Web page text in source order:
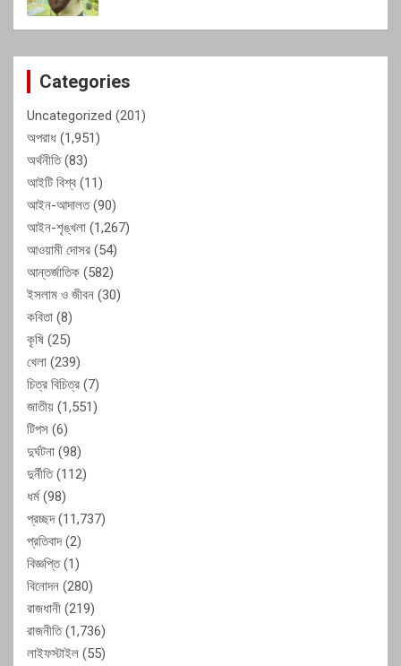
Categories
Uncategorized (201)
অপরাধ (1,951)
অর্থনীতি(83)
আইটি বিশ্ব (11)
আইন-আদালত(90)
আইন-শৃঙ্খলা (1,267)
আওয়ামী দোসর (54)
আন্তর্জাতিক (582)
ইসলাম ও জীবন (30)
কবিতা (8)
কৃষি (25)
খেলা (239)
চিত্র বিচিত্র (7)
জাতীয় (1,551)
টিপস (6)
দুর্ঘটনা (98)
দুর্নীতি(112)
ধর্ম(98)
প্রচ্ছদ(11,737)
প্রতিবাদ(2)
বিজ্ঞপ্তি(1)
বিনোদন (280)
রাজধানী (219)
রাজনীতি(1,736)
লাইফস্টাইল (55)